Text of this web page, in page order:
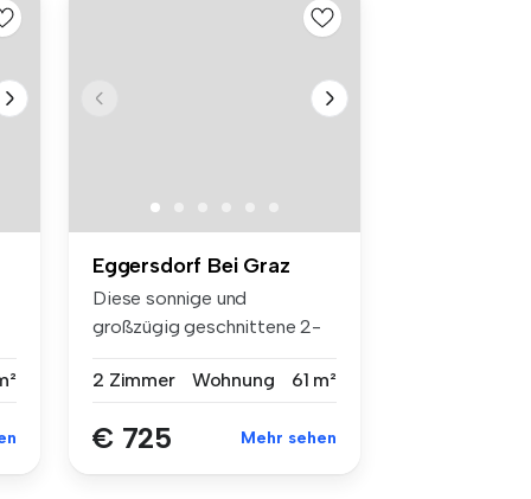
Eggersdorf Bei Graz
Diese sonnige und
großzügig geschnittene 2-
2 Zimmer
Wohnung 61 m²
€ 725 Mehr sehen